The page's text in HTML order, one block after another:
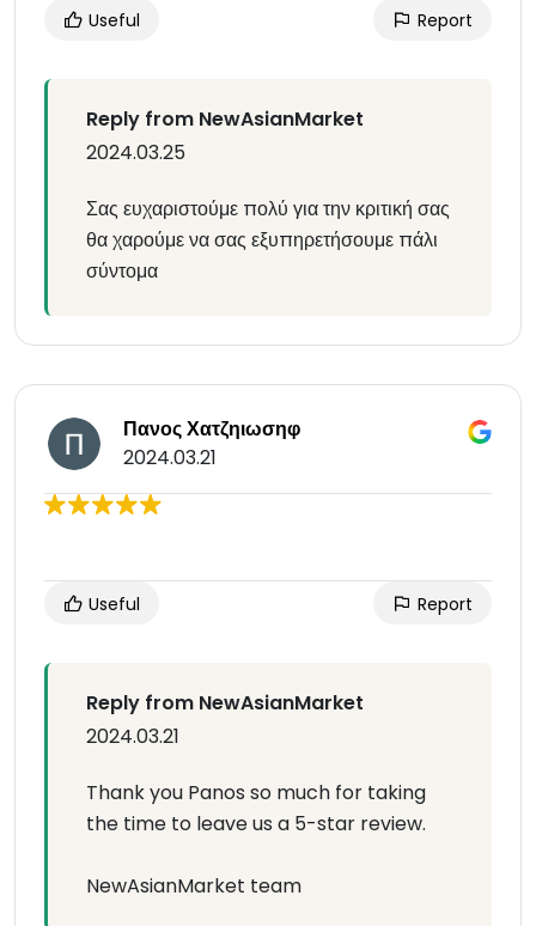
Useful Report
Reply from NewAsianMarket
2024.03.25
Σας ευχαριστούμε πολύ για την κριτική σας
θα χαρούμε να σας εξυπηρετήσουμε πάλι
σύντομα
Πανος Χατζηιωσηφ
2024.03.21
Useful Report
Reply from NewAsianMarket
2024.03.21
Thank you Panos so much for taking
the time to leave us a 5-star review.
NewAsianMarket team